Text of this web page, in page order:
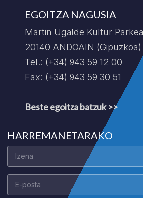
EGOITZA NAGUSIA
Martin Ugalde Kultur Parkea
20140 ANDOAIN (Gipuzkoa)
Tel.: (+34) 943 59 12 00
Fax: (+34) 943 59 30 51
Beste egoitza batzuk >>
HARREMANETARAKO